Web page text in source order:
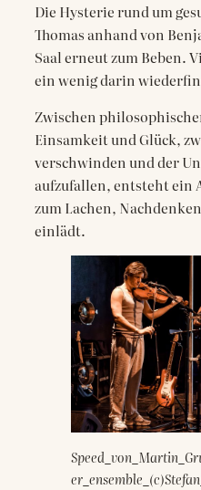
Die Hysterie rund um
Thomas anhand von
Saal erneut zum Beben.
ein wenig darin
Zwischen
Einsamkeit und Glück,
verschwinden und der
aufzufallen, entsteht ein
zum Lachen,
einlädt.